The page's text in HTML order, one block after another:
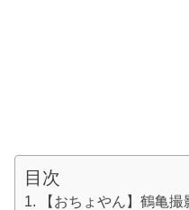
目次
【おちょやん】鶴亀